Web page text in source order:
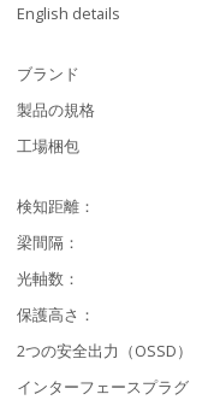
English details
ブランド
製品の規格
工場梱包
検知距離：
梁間隔：
光軸数：
保護高さ：
2つの安全出力（OSSD）
インターフェースプラグ